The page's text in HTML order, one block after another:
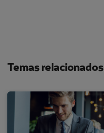
Temas relacionados